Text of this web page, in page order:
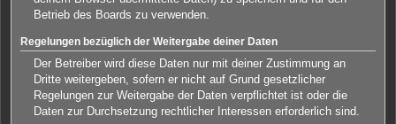
Betrieb des Boards zu verwenden.
Regelungen bezüglich der Weitergabe deiner Daten
Der Betreiber wird diese Daten nur mit deiner Zustimmung an
Dritte weitergeben, sofern er nicht auf Grund gesetzlicher
Regelungen zur Weitergabe der Daten verpflichtet ist oder die
Daten zur Durchsetzung rechtlicher Interessen erforderlich sind.